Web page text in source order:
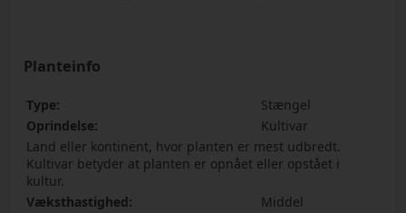
Planteinfo
Type:
Stængel
Oprindelse:
Kultivar
Land eller kontinent, hvor planten er mest udbredt.
Kultivar betyder at planten er opnået eller opstået i
kultur.
Væksthastighed:
Middel